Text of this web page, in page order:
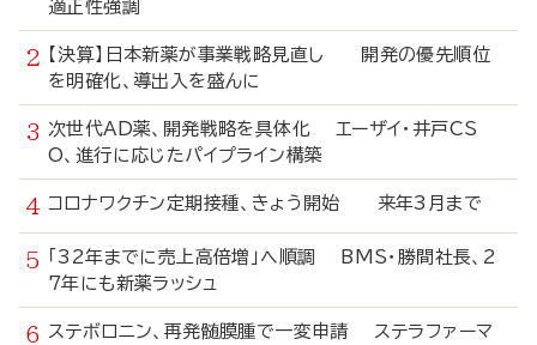
適正性強調
【決算】日本新薬が事業戦略見直し 開発の優先順位
を明確化、導出入を盛んに
次世代AD薬、開発戦略を具体化 エーザイ・井戸CS
O、進行に応じたパイプライン構築
コロナワクチン定期接種、きょう開始 来年3月まで
「32年までに売上高倍増」へ順調 BMS・勝間社長、2
7年にも新薬ラッシュ
ステボロニン、再発髄膜腫で一変申請 ステラファーマ